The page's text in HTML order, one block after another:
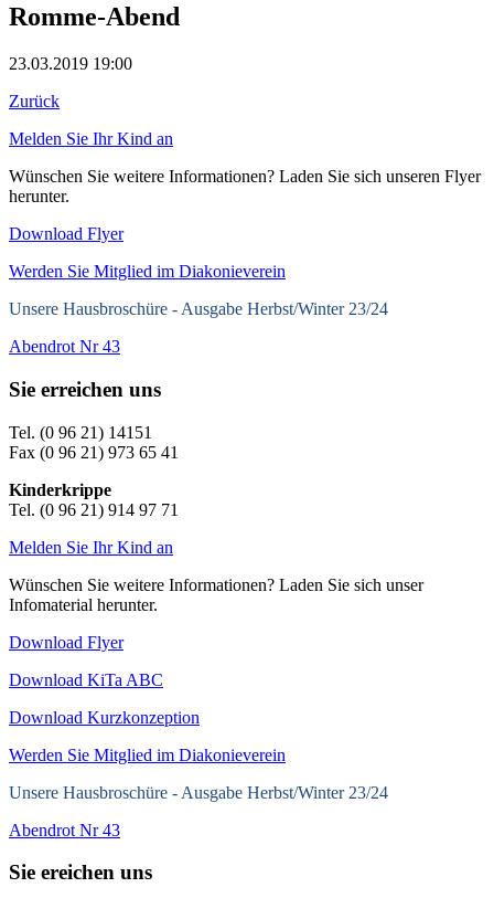
Romme-Abend
23.03.2019 19:00
Zurück
Melden Sie Ihr Kind an
Wünschen Sie weitere Informationen? Laden Sie sich unseren Flyer
herunter.
Download Flyer
Werden Sie Mitglied im Diakonieverein
Unsere Hausbroschüre - Ausgabe Herbst/Winter 23/24
Abendrot Nr 43
Sie erreichen uns
Tel. (0 96 21) 14151
Fax (0 96 21) 973 65 41
Kinderkrippe
Tel. (0 96 21) 914 97 71
Melden Sie Ihr Kind an
Wünschen Sie weitere Informationen? Laden Sie sich unser
Infomaterial herunter.
Download Flyer
Download KiTa ABC
Download Kurzkonzeption
Werden Sie Mitglied im Diakonieverein
Unsere Hausbroschüre - Ausgabe Herbst/Winter 23/24
Abendrot Nr 43
Sie ereichen uns